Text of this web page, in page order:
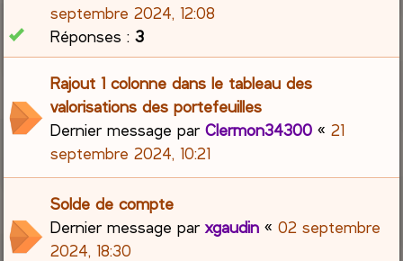
septembre 2024, 12:08
Réponses :3
Rajout 1 colonne dans le tableau des
valorisations des portefeuilles
Dernier message parClermon34300 «21
septembre 2024, 10:21
Solde de compte
Dernier message parxgaudin «02 septembre
2024, 18:30